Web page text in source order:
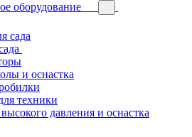
оборудование
и оснастка
техники
давления и оснастка